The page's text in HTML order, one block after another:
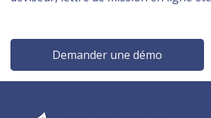
Demander une démo